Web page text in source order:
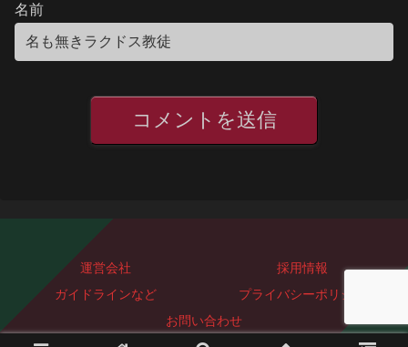
名前
運営会社
採用情報
ガイドラインなど
プライバシーポリシー
お問い合わせ